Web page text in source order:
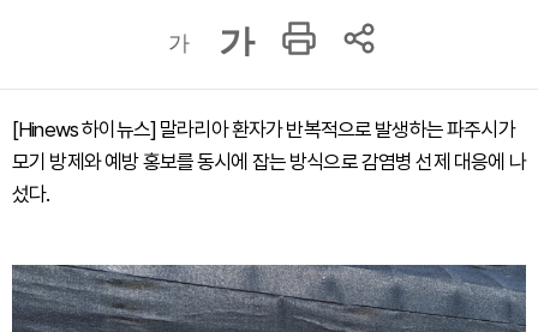
가 가
[Hinews 하이뉴스] 말라리아 환자가 반복적으로 발생하는 파주시가
모기 방제와 예방 홍보를 동시에 잡는 방식으로 감염병 선제 대응에 나
섰다.